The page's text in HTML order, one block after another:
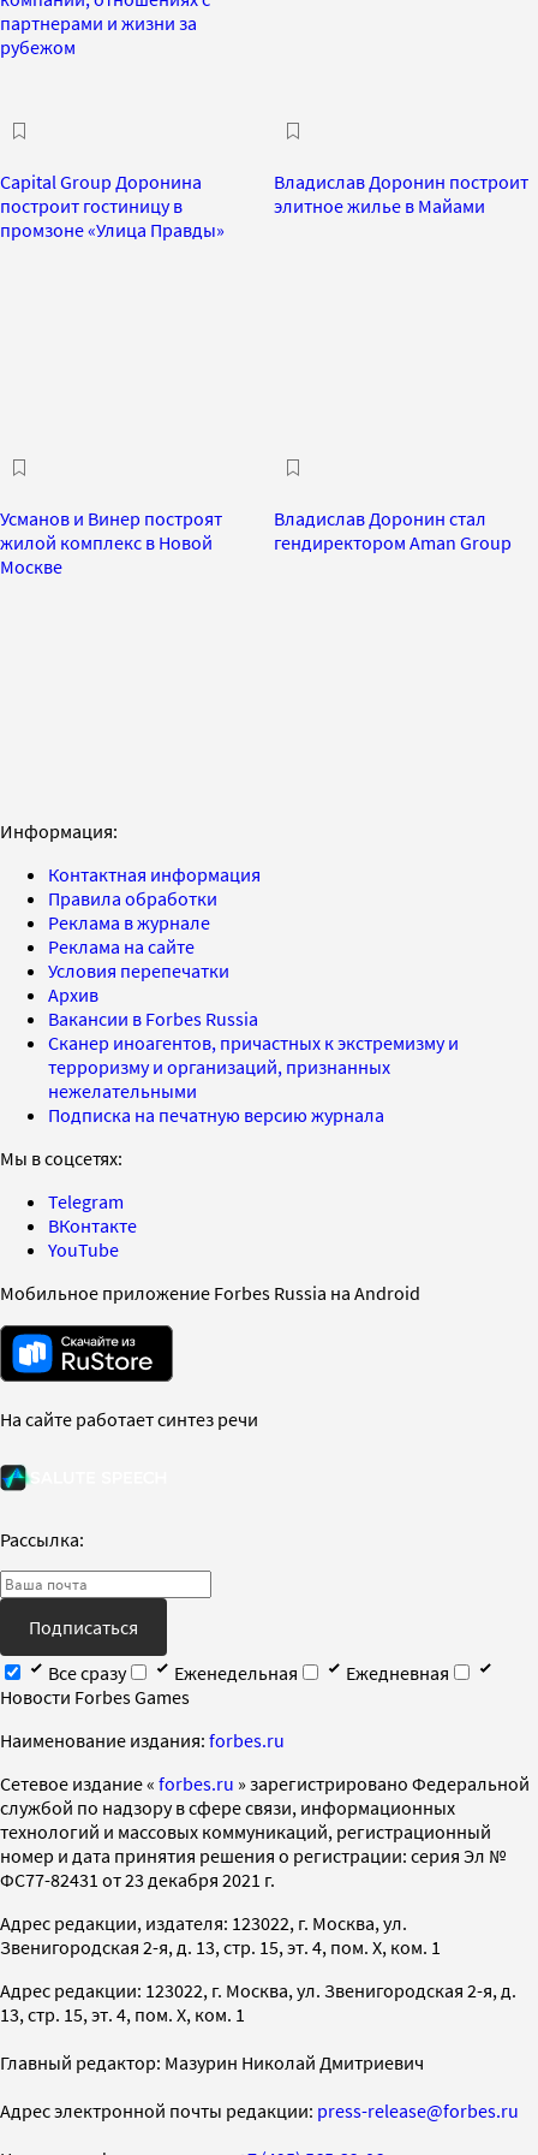
партнерами и жизни за
рубежом
Capital Group Доронина
построит гостиницу в
промзоне «Улица Правды»
Владислав Доронин построит
элитное жилье в Майами
Усманов и Винер построят
жилой комплекс в Новой
Москве
Владислав Доронин стал
гендиректором Aman Group
Информация:
Контактная информация
Правила обработки
Реклама в журнале
Реклама на сайте
Условия перепечатки
Архив
Вакансии в Forbes Russia
Сканер иноагентов, причастных к экстремизму и
терроризму и организаций, признанных
нежелательными
Подписка на печатную версию журнала
Мы в соцсетях:
Telegram
ВКонтакте
YouTube
Мобильное приложение Forbes Russia на Android
На сайте работает синтез речи
Рассылка:
Подписаться
Все сразу
Еженедельная
Ежедневная
Новости Forbes Games
Наименование издания: forbes.ru
Cетевое издание « forbes.ru » зарегистрировано Федеральной
службой по надзору в сфере связи, информационных
технологий и массовых коммуникаций, регистрационный
номер и дата принятия решения о регистрации: серия Эл №
ФС77-82431 от 23 декабря 2021 г.
Адрес редакции, издателя: 123022, г. Москва, ул.
Звенигородская 2-я, д. 13, стр. 15, эт. 4, пом. X, ком. 1
Адрес редакции: 123022, г. Москва, ул. Звенигородская 2-я, д.
13, стр. 15, эт. 4, пом. X, ком. 1
Главный редактор: Мазурин Николай Дмитриевич
Адрес электронной почты редакции: press-release@forbes.ru